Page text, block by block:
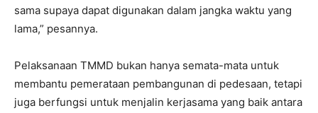
sama supaya dapat digunakan dalam jangka waktu yang
lama,” pesannya.
Pelaksanaan TMMD bukan hanya semata-mata untuk
membantu pemerataan pembangunan di pedesaan, tetapi
juga berfungsi untuk menjalin kerjasama yang baik antara